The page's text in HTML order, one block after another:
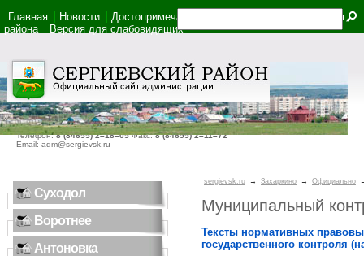
446540, Самарская область, село Сергиевск, ул. Ленина, дом 22
Телефон:8 (84655) 2–18–05Факс:8 (84655) 2–11–72
Email: adm@sergievsk.ru
Главная Новости Достопримечательности
Карта
района
Версия для слабовидящих
Суходол
Воротнее
Антоновка
sergievsk.ru → Захаркино → Официально
Муниципальный
Тексты нормативных
государственного контроля